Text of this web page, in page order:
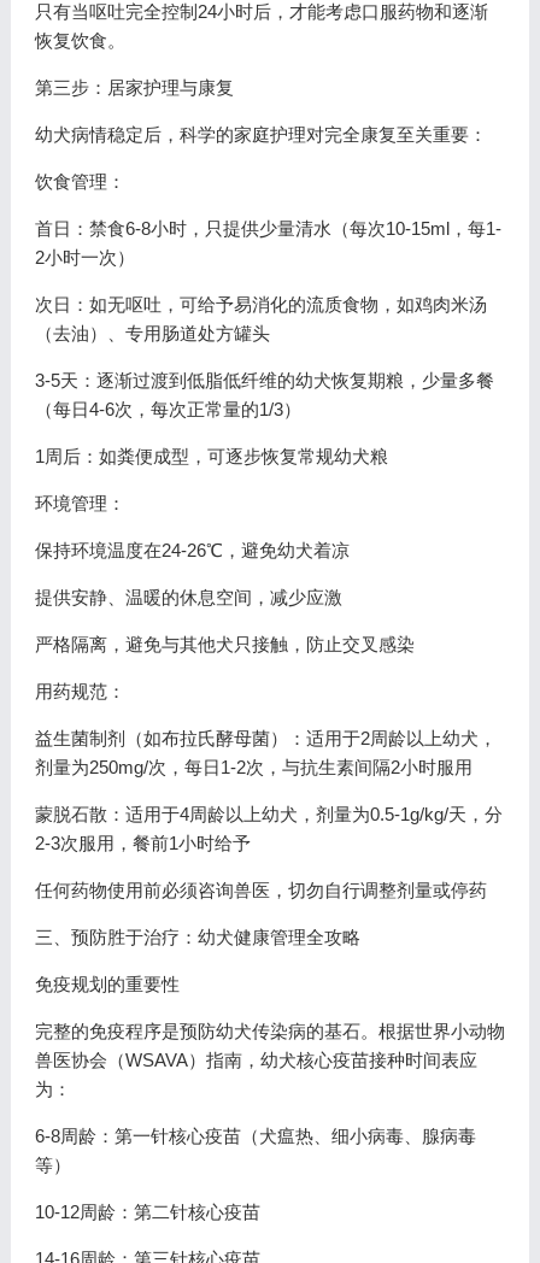
只有当呕吐完全控制24小时后，才能考虑口服药物和逐渐
恢复饮食。
第三步：居家护理与康复
幼犬病情稳定后，科学的家庭护理对完全康复至关重要：
饮食管理：
首日：禁食6-8小时，只提供少量清水（每次10-15ml，每1-
2小时一次）
次日：如无呕吐，可给予易消化的流质食物，如鸡肉米汤
（去油）、专用肠道处方罐头
3-5天：逐渐过渡到低脂低纤维的幼犬恢复期粮，少量多餐
（每日4-6次，每次正常量的1/3）
1周后：如粪便成型，可逐步恢复常规幼犬粮
环境管理：
保持环境温度在24-26℃，避免幼犬着凉
提供安静、温暖的休息空间，减少应激
严格隔离，避免与其他犬只接触，防止交叉感染
用药规范：
益生菌制剂（如布拉氏酵母菌）：适用于2周龄以上幼犬，
剂量为250mg/次，每日1-2次，与抗生素间隔2小时服用
蒙脱石散：适用于4周龄以上幼犬，剂量为0.5-1g/kg/天，分
2-3次服用，餐前1小时给予
任何药物使用前必须咨询兽医，切勿自行调整剂量或停药
三、预防胜于治疗：幼犬健康管理全攻略
免疫规划的重要性
完整的免疫程序是预防幼犬传染病的基石。根据世界小动物
兽医协会（WSAVA）指南，幼犬核心疫苗接种时间表应
为：
6-8周龄：第一针核心疫苗（犬瘟热、细小病毒、腺病毒
等）
10-12周龄：第二针核心疫苗
14-16周龄：第三针核心疫苗